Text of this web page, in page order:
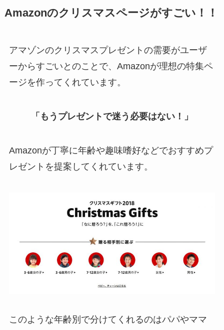
Amazonのクリスマスページがすごい！！
アマゾンのクリスマスプレゼントの需要がユーザ
ーからすごいとのことで、Amazonが理想の特集ペ
ージを作ってくれています。
「もうプレゼントで迷う必要はない！」
Amazonが丁寧に年齢や趣味嗜好などでおすすめプ
レゼントを提案してくれています。
このような年齢別で分けてくれるのはパパやママ